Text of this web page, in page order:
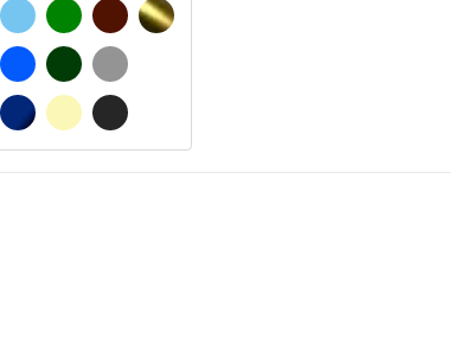
SENALAZUL CIELO
AZUL
AZUL MARINO
VERDE
VERDE OSCURO
BEIGE
CHOCOLATE
GRIS
GRIS OSCURO
ORO